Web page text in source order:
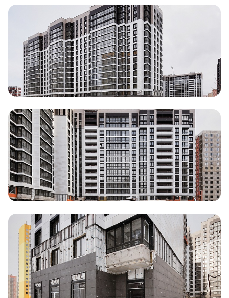
Документация
ВЫБРАТЬ КВАРТИРУ
Проекты
О компании
Жизнь в мавис